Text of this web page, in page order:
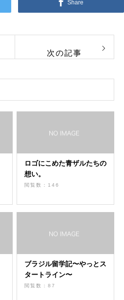
Share
次の記事
ロゴにこめた青ザルたちの
想い。
閲覧数：146
ブラジル留学記〜やっとス
タートライン〜
閲覧数：87